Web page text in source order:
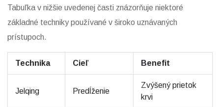
Tabuľka v nižšie uvedenej časti znázorňuje niektoré
základné techniky používané v široko uznávaných
prístupoch.
Technika Cieľ Benefit
Jelqing Predĺženie
Zvýšený prietok
krvi